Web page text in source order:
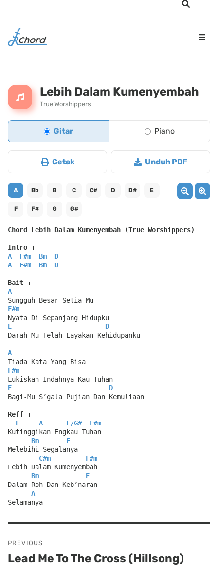
Lebih Dalam Kumenyembah
True Worshippers
Gitar Piano
Cetak Unduh PDF
A Bb B C C# D D# E
F F# G G#
Chord Lebih Dalam Kumenyembah (True Worshippers)
Intro :
A
F#m Bm
D
A
F#m Bm D
Bait :
A
Sungguh Besar Setia-Mu
F#m
Nyata Di Sepanjang Hidupku
E
D
Darah-Mu Telah Layakan Kehidupanku
A
Tiada Kata Yang Bisa
F#m
Lukiskan Indahnya Kau Tuhan
E
D
Bagi-Mu S’gala Pujian Dan Kemuliaan
Reff :
E
A E/G#
F#m
Kutinggikan Engkau Tuhan
Bm
E
Melebihi Segalanya
C#m
F#m
Lebih Dalam Kumenyembah
Bm
E
Dalam Roh Dan Keb’naran
A
Selamanya
navigation
PREVIOUS
Previous
Lead Me To The Cross (Hillsong)